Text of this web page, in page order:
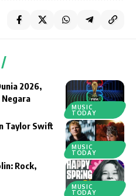
MUSIC
TODAY
2026,
MUSIC
TODAY
Taylor Swift
MUSIC
TODAY
Rock,